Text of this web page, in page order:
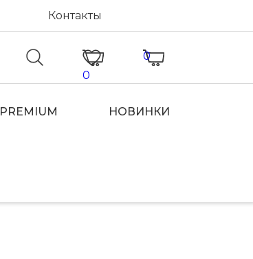
Контакты
0
0
PREMIUM НОВИНКИ